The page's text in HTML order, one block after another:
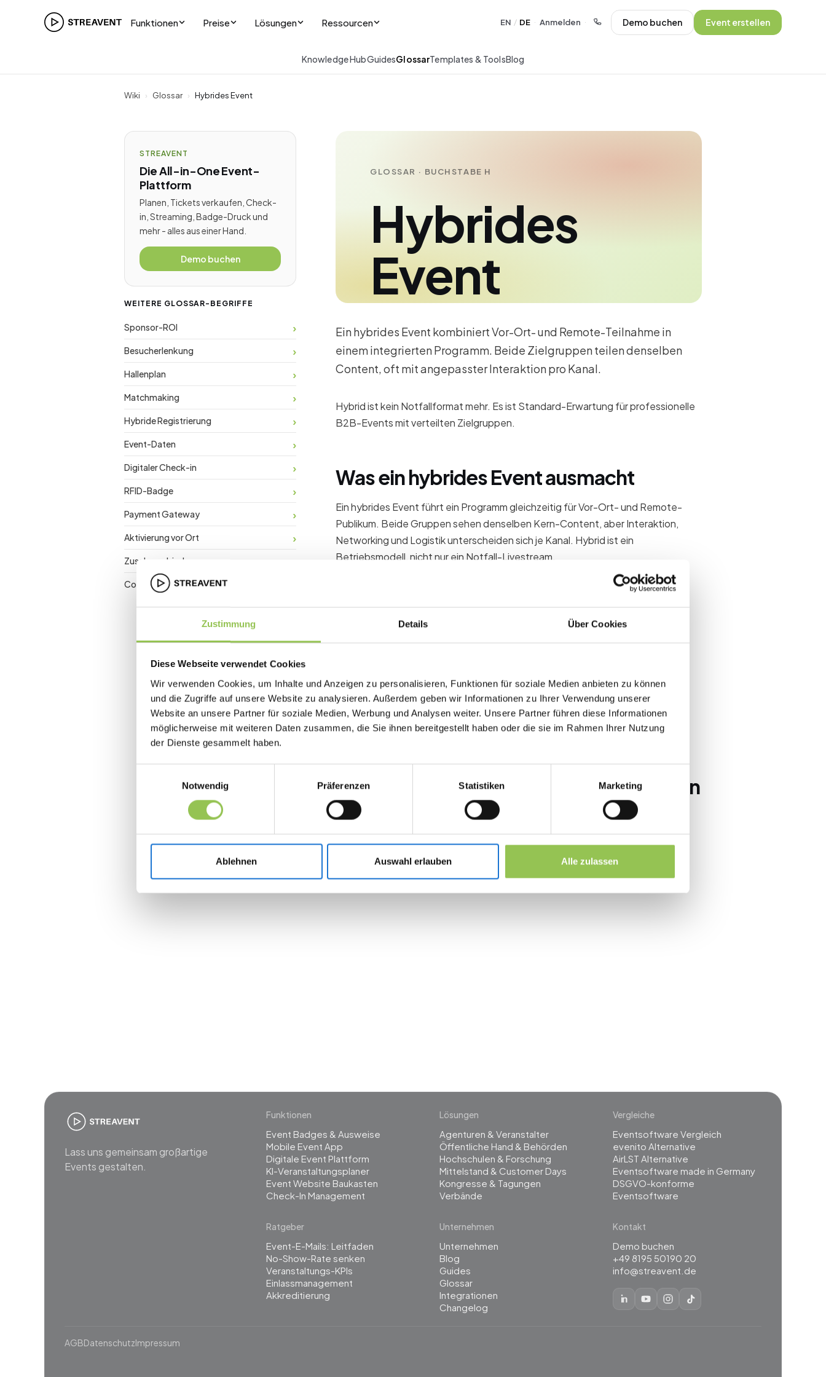
Zustimmung Details Über Cookies
Diese Webseite verwendet Cookies
Wir verwenden Cookies, um Inhalte und Anzeigen zu personalisieren, Funktionen für soziale Medien anbieten zu können
und die Zugriffe auf unsere Website zu analysieren. Außerdem geben wir Informationen zu Ihrer Verwendung unserer
Website an unsere Partner für soziale Medien, Werbung und Analysen weiter. Unsere Partner führen diese Informationen
möglicherweise mit weiteren Daten zusammen, die Sie ihnen bereitgestellt haben oder die sie im Rahmen Ihrer Nutzung
der Dienste gesammelt haben.
Notwendig
Präferenzen Statistiken Marketing
Ablehnen Auswahl erlauben Alle zulassen
Funktionen Preise Lösungen Ressourcen EN / DE · Anmelden · Demo buchen Event erstellen
Knowledge HubGuidesGlossarTemplates & ToolsBlog
Wiki › Glossar › Hybrides Event
STREAVENT
Die All-in-One Event-
Plattform
Planen, Tickets verkaufen, Check-
in, Streaming, Badge-Druck und
mehr - alles aus einer Hand.
Demo buchen
WEITERE GLOSSAR-BEGRIFFE
Sponsor-ROI
Besucherlenkung
Hallenplan
Matchmaking
Hybride Registrierung
Event-Daten
Digitaler Check-in
RFID-Badge
Payment Gateway
Aktivierung vor Ort
Zuschauerbindung
Conversion Rate
GLOSSAR · BUCHSTABE H
Hybrides
Event
Ein hybrides Event kombiniert Vor-Ort- und Remote-Teilnahme in
einem integrierten Programm. Beide Zielgruppen teilen denselben
Content, oft mit angepasster Interaktion pro Kanal.
Hybrid ist kein Notfallformat mehr. Es ist Standard-Erwartung für professionelle
B2B-Events mit verteilten Zielgruppen.
Was ein hybrides Event ausmacht
Ein hybrides Event führt ein Programm gleichzeitig für Vor-Ort- und Remote-
Publikum. Beide Gruppen sehen denselben Kern-Content, aber Interaktion,
Networking und Logistik unterscheiden sich je Kanal. Hybrid ist ein
Betriebsmodell, nicht nur ein Notfall-Livestream.
Warum Hybrides Event wichtig ist
Teams scheitern, wenn sie einen Stream an einen Vor-Ort-Plan hängen, ohne
Ein Registrierungsflow für alle Teilnehmertypen
Eigene Moderation für Online-Teilnehmende
Einheitliches Reporting für onsite und digital
Hybrid-Setups, die im B2B funktionieren
Ein Registrierungsflow mit Ticket-Typen für Vor-Ort, Virtual oder beides
Eigene Online-Moderation und Chat-Team parallel zur Bühne
Einheitliches Anwesenheits-Reporting über Check-in und Stream-Join
Lass uns gemeinsam großartige
Events gestalten.
Funktionen
Event Badges & Ausweise
Mobile Event App
Digitale Event Plattform
KI-Veranstaltungsplaner
Event Website Baukasten
Check-In Management
Lösungen
Agenturen & Veranstalter
Öffentliche Hand & Behörden
Hochschulen & Forschung
Mittelstand & Customer Days
Kongresse & Tagungen
Verbände
Vergleiche
Eventsoftware Vergleich
evenito Alternative
AirLST Alternative
Eventsoftware made in Germany
DSGVO-konforme
Eventsoftware
Ratgeber
Event-E-Mails: Leitfaden
No-Show-Rate senken
Veranstaltungs-KPIs
Einlassmanagement
Akkreditierung
Unternehmen
Unternehmen
Blog
Guides
Glossar
Integrationen
Changelog
Kontakt
Demo buchen
+49 8195 50190 20
info@streavent.de
AGBDatenschutzImpressum